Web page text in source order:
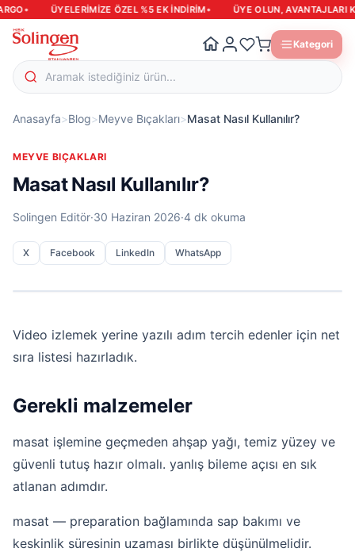
• ÜYELERIMIZE ÖZEL %5 EK INDIRIM• ÜYE OLUN, AVANTAJLARI
Kategori
Anasayfa>Blog>Meyve Bıçakları>Masat Nasıl Kullanılır?
MEYVE BIÇAKLARI
Masat Nasıl Kullanılır?
Solingen Editör·30 Haziran 2026·4 dk okuma
X Facebook LinkedIn WhatsApp
Video izlemek yerine yazılı adım tercih edenler için net
sıra listesi hazırladık.
Gerekli malzemeler
masat işlemine geçmeden ahşap yağı, temiz yüzey ve
güvenli tutuş hazır olmalı. yanlış bileme açısı en sık
atlanan adımdır.
masat — preparation bağlamında sap bakımı ve
keskinlik süresinin uzaması birlikte düşünülmelidir.